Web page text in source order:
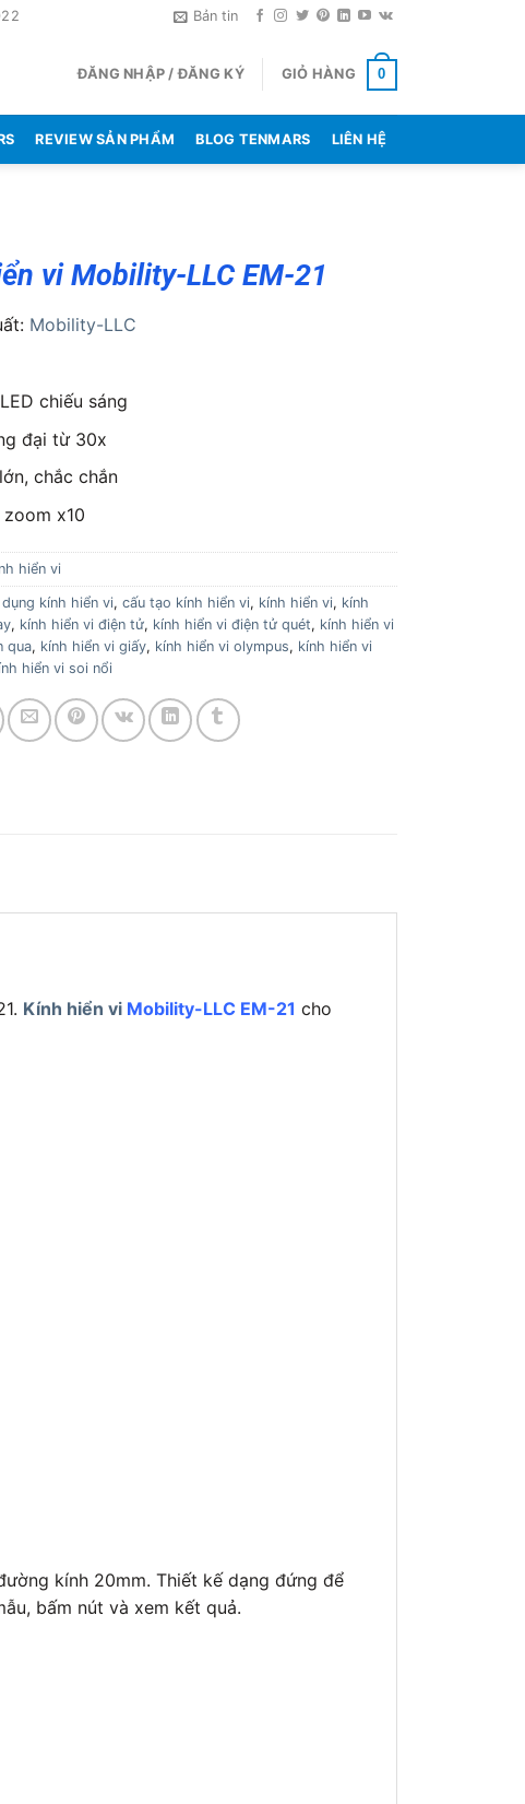
Bản tin
ĐĂNG NHẬP / ĐĂNG KÝ GIỎ HÀNG 0
REVIEW SẢN PHẨM BLOG TENMARS LIÊN HỆ
vi Mobility-LLC EM-21
Mobility-LLC
chiếu sáng
đại từ 30x
chắc chắn
x10
hiển vi
kính hiển vi, cấu tạo kính hiển vi, kính hiển vi, kính
, kính hiển vi điện tử, kính hiển vi điện tử quét, kính hiển vi
qua, kính hiển vi giấy, kính hiển vi olympus, kính hiển vi
hiển vi soi nổi
Kính hiển vi Mobility-LLC EM-21 cho
kính 20mm. Thiết kế dạng đứng để
bấm nút và xem kết quả.